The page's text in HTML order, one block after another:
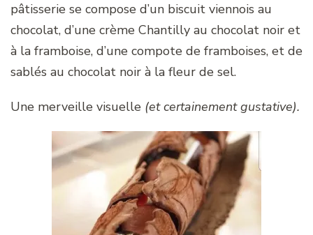
pâtisserie se compose d’un biscuit viennois au
chocolat, d’une crème Chantilly au chocolat noir et
à la framboise, d’une compote de framboises, et de
sablés au chocolat noir à la fleur de sel.
Une merveille visuelle (et certainement gustative).